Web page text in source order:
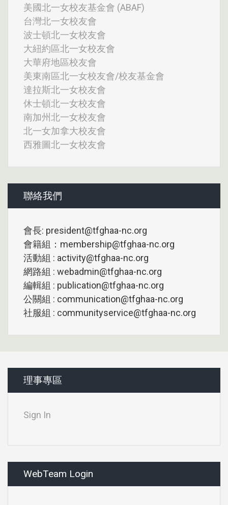
美國北一女校友基金會 (ABAF)
台灣北一女校友會
波士頓北一女校友會
大紐約區北一女校友會
大華府地區校友會
美東南區北一女校友會/校友基金會
達拉斯北一女校友會
休士頓北一女校友會
南加州北一女校友會
北一女加拿大校友會
西雅圖北一女校友會
聯絡我們
會長: president@tfghaa-nc.org
會籍組：membership@tfghaa-nc.org
活動組 : activity@tfghaa-nc.org
網路組 : webadmin@tfghaa-nc.org
編輯組 : publication@tfghaa-nc.org
公關組 : communication@tfghaa-nc.org
社服組 : communityservice@tfghaa-nc.org
理事專區
Sign In
WebTeam Login